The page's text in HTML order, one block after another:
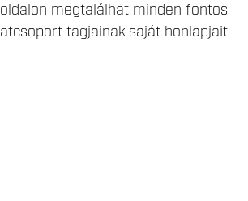
megtalálhat minden fontos
tagjainak saját honlapjait